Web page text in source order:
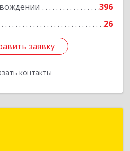
396
26
заявку
контакты
Подробнее
заявку
Назад
область - Кузбасс обл,